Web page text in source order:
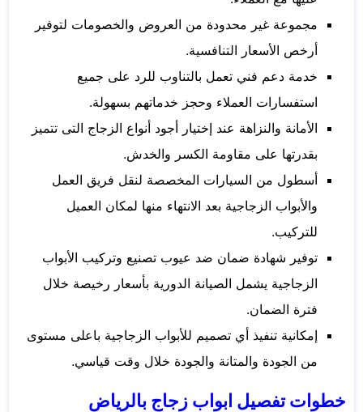
مجموعة غير محدودة من العروض والخصومات لتوفير
أرخص الأسعار التنافسية.
خدمة دعم فني تعمل بالتناوب للرد على جميع
استفسارات العملاء وحجز خدماتهم بسهولة.
الأمانة والنزاهة عند إختيار أجود أنواع الزجاج التى تتميز
بقدرتها على مقاومة الكسر والخدش.
أسطول من السيارات المخصصة لنقل فريق العمل
والأبواب الزجاجية بعد الانتهاء منها لمكان العميل
للتركيب.
توفير شهادة ضمان ضد عيوب تصنيع وتركيب الأبواب
الزجاجية يشمل الصيانة الدورية بأسعار رخيصة خلال
فترة الضمان.
إمكانية تنفيذ أي تصميم للأبواب الزجاجية باعلى مستوى
من الجودة والمتانة والجودة خلال وقت قياسي.
خطوات تفصيل ابواب زجاج بالرياض